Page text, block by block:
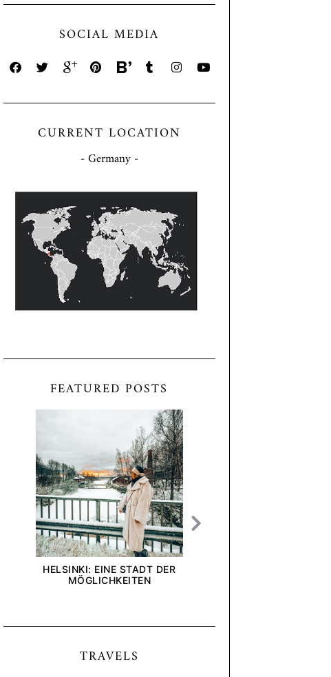
SOCIAL MEDIA
CURRENT LOCATION
- Germany -
FEATURED POSTS
HELSINKI: EINE STADT DER
MÖGLICHKEITEN
TRAVELS